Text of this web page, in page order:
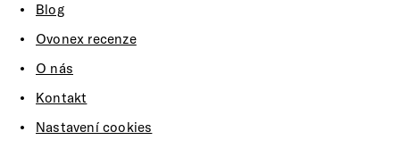
Blog
Ovonex recenze
O nás
Kontakt
Nastavení cookies